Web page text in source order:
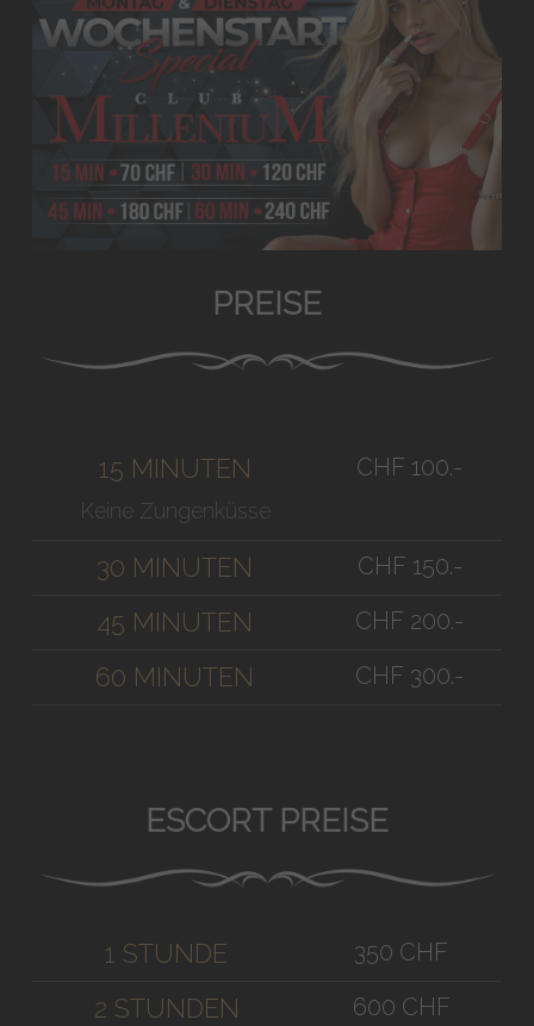
PREISE
15 MINUTEN
Keine Zungenküsse
CHF 100.-
30 MINUTEN CHF 150.-
45 MINUTEN CHF 200.-
60 MINUTEN CHF 300.-
ESCORT PREISE
1 STUNDE 350 CHF
2 STUNDEN 600 CHF